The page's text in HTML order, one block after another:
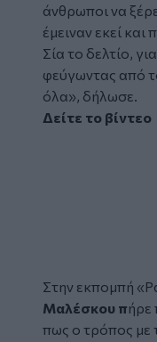
άνθρωποι να
έμειναν εκεί
Σία το δελτίο,
φεύγωντας από
όλα», δήλωσε.
Δείτε το βίντεο
Στην εκπομπή
Μαλέσκου πήρε
πως ο τρόπος με